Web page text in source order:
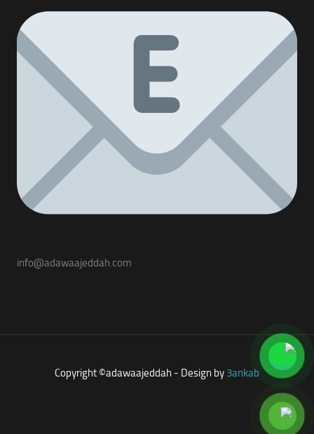
info@adawaajeddah.com
Copyright ©adawaajeddah - Design by3ankab